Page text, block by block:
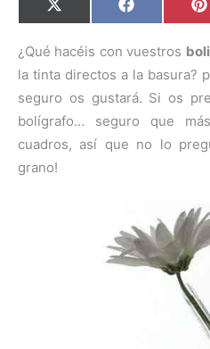
C
o
p
r
i
r
e
n
X
(
w
e
r
)
C
o
p
r
t
i
r
e
n
F
a
e
o
o
k
C
r
t
i
r
e
P
i
t
t
¿Qué hacéis con vuestros
la tinta directos a la basura?
seguro os gustará. Si os
bolígrafo… seguro que
cuadros, así que no lo
grano!